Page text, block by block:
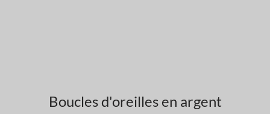
Boucles d'oreilles en argent